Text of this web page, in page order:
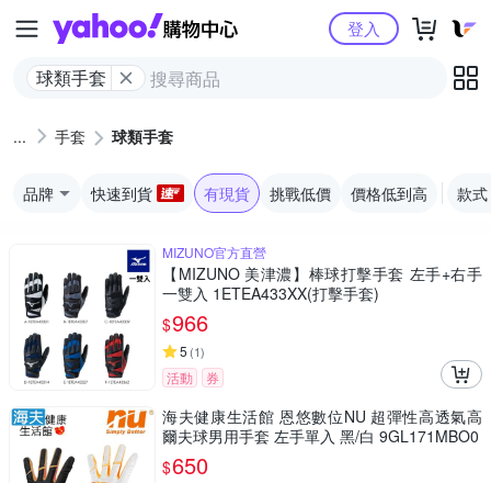
Yahoo購物中心
球類手套
登入
手套 球類手套
品牌 快速到貨 有現貨 挑戰低價 價格低到高 款式
MIZUNO官方直營
【MIZUNO 美津濃】棒球打擊手套 左手+右手
一雙入 1ETEA433XX(打擊手套)
$966
5 (1)
活動 券
海夫健康生活館 恩悠數位NU 超彈性高透氣高
爾夫球男用手套 左手單入 黑/白 9GL171MBO0
$650